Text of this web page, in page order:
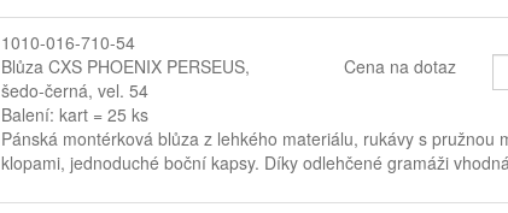
1010-016-710-54
Blůza CXS PHOENIX PERSEUS,
šedo-černá, vel. 54
Balení: kart = 25 ks
Cena na dotaz
Pánská montérková blůza z lehkého materiálu, rukávy s
klopami, jednoduché boční kapsy. Díky odlehčené gramáži